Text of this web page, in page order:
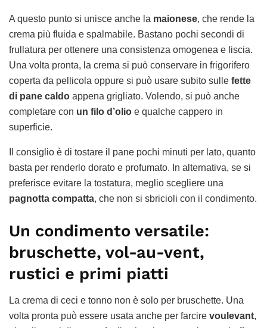
A questo punto si unisce anche la maionese, che rende la
crema più fluida e spalmabile. Bastano pochi secondi di
frullatura per ottenere una consistenza omogenea e liscia.
Una volta pronta, la crema si può conservare in frigorifero
coperta da pellicola oppure si può usare subito sulle fette
di pane caldo appena grigliato. Volendo, si può anche
completare con un filo d’olio e qualche cappero in
superficie.
Il consiglio è di tostare il pane pochi minuti per lato, quanto
basta per renderlo dorato e profumato. In alternativa, se si
preferisce evitare la tostatura, meglio scegliere una
pagnotta compatta, che non si sbricioli con il condimento.
Un condimento versatile:
bruschette, vol-au-vent,
rustici e primi piatti
La crema di ceci e tonno non è solo per bruschette. Una
volta pronta può essere usata anche per farcire voulevant,